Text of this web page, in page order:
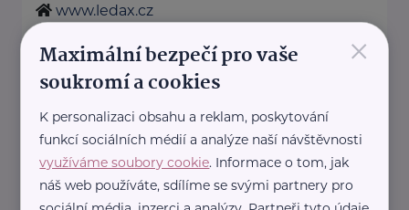
www.ledax.cz
eva.sekalova@ledax.cz
Bronzový partner
RADA SENIORŮ ČR
Politických vězňů 1419/11
×
Maximální bezpečí pro vaše
soukromí a cookies
K personalizaci obsahu a reklam, poskytování
funkcí sociálních médií a analýze naší návštěvnosti
využíváme soubory cookie. Informace o tom, jak
náš web používáte, sdílíme se svými partnery pro